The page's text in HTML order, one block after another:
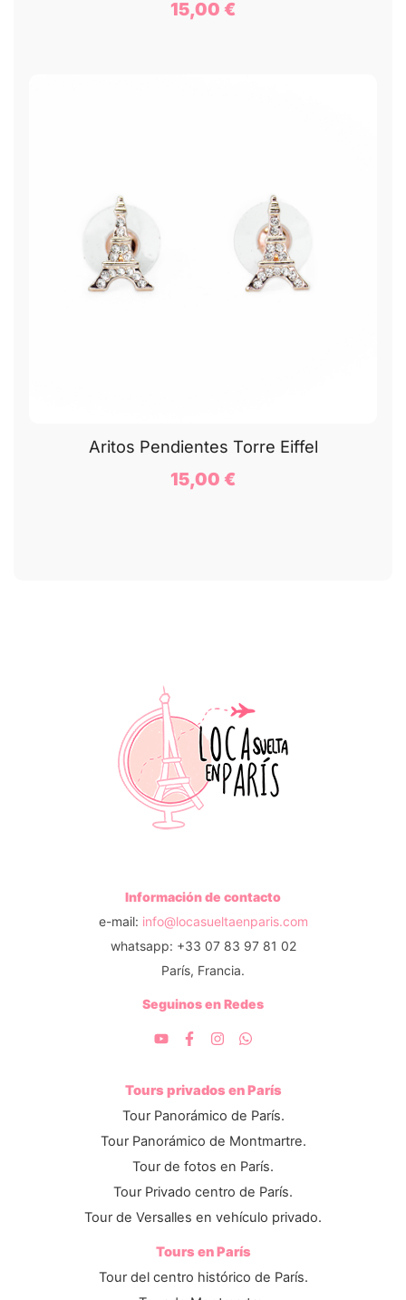
15,00 €
Aritos Pendientes Torre Eiffel
15,00 €
Información de contacto
e-mail: info@locasueltaenparis.com
whatsapp: +33 07 83 97 81 02
París, Francia.
Seguinos en Redes
Tours privados en París
Tour Panorámico de París.
Tour Panorámico de Montmartre.
Tour de fotos en París.
Tour Privado centro de París.
Tour de Versalles en vehículo privado.
Tours en París
Tour del centro histórico de París.